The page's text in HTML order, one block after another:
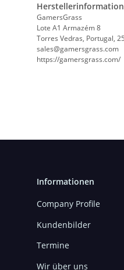
GamersGrass
Lote A1 Armazém 8
Torres Vedras, Portugal,
sales@gamersgrass.com
https://gamersgrass.com/
Informationen
Company Profile
Kundenbilder
Termine
Wir über uns